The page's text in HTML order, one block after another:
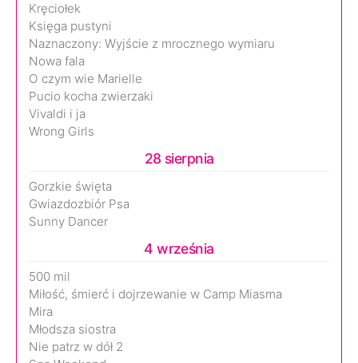
Kręciołek
Księga pustyni
Naznaczony: Wyjście z mrocznego wymiaru
Nowa fala
O czym wie Marielle
Pucio kocha zwierzaki
Vivaldi i ja
Wrong Girls
28 sierpnia
Gorzkie święta
Gwiazdozbiór Psa
Sunny Dancer
4 września
500 mil
Miłość, śmierć i dojrzewanie w Camp Miasma
Mira
Młodsza siostra
Nie patrz w dół 2